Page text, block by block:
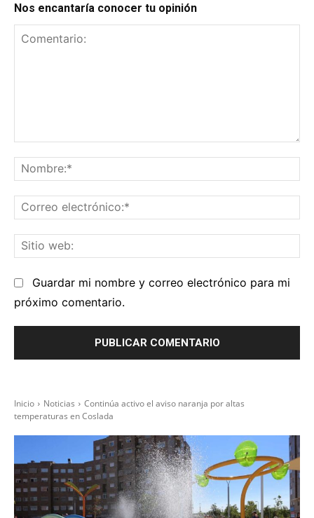
Nos encantaría conocer tu opinión
Guardar mi nombre y correo electrónico para mi
próximo comentario.